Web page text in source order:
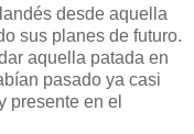
desde aquella
sus planes de futuro.
aquella patada en
pasado ya casi
presente en el